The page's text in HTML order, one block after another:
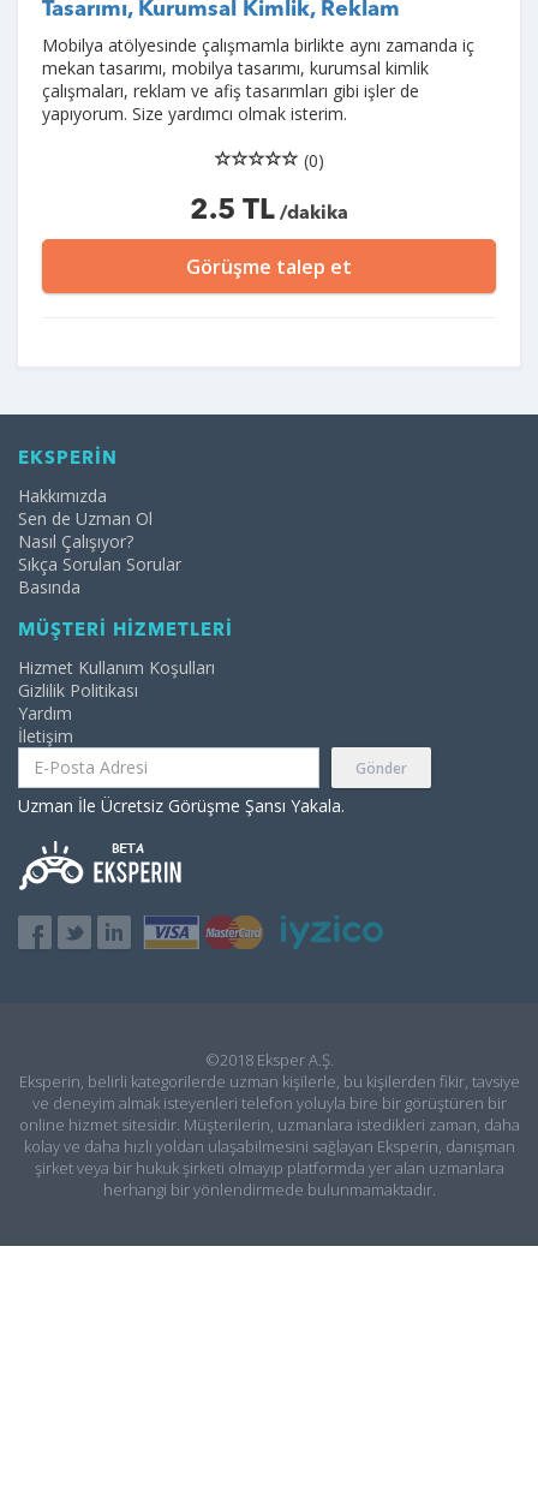
Tasarımı, Kurumsal Kimlik, Reklam
Mobilya atölyesinde çalışmamla birlikte aynı zamanda iç
mekan tasarımı, mobilya tasarımı, kurumsal kimlik
çalışmaları, reklam ve afiş tasarımları gibi işler de
yapıyorum. Size yardımcı olmak isterim.
(0)
2.5 TL /dakika
Görüşme talep et
EKSPERİN
Hakkımızda
Sen de Uzman Ol
Nasıl Çalışıyor?
Sıkça Sorulan Sorular
Basında
MÜŞTERİ HİZMETLERİ
Hizmet Kullanım Koşulları
Gizlilik Politikası
Yardım
İletişim
Gönder
Uzman İle Ücretsiz Görüşme Şansı Yakala.
©2018 Eksper A.Ş.
Eksperin, belirli kategorilerde uzman kişilerle, bu kişilerden fikir, tavsiye
ve deneyim almak isteyenleri telefon yoluyla bire bir görüştüren bir
online hizmet sitesidir. Müşterilerin, uzmanlara istedikleri zaman, daha
kolay ve daha hızlı yoldan ulaşabilmesini sağlayan Eksperin, danışman
şirket veya bir hukuk şirketi olmayıp platformda yer alan uzmanlara
herhangi bir yönlendirmede bulunmamaktadır.